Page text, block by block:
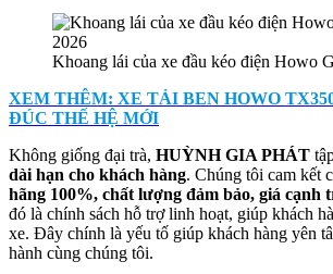
Khoang lái của xe đầu kéo điện Howo
XEM THÊM: XE TẢI BEN HOWO
ĐÚC THẾ HỆ MỚI
Không giống đại trà, HUỲNH GIA PHÁT
dài hạn cho khách hàng. Chúng tôi cam kết
hãng 100%, chất lượng đảm bảo, giá cạnh
đó là chính sách hỗ trợ linh hoạt, giúp khách
xe. Đây chính là yếu tố giúp khách hàng yên
hành cùng chúng tôi.